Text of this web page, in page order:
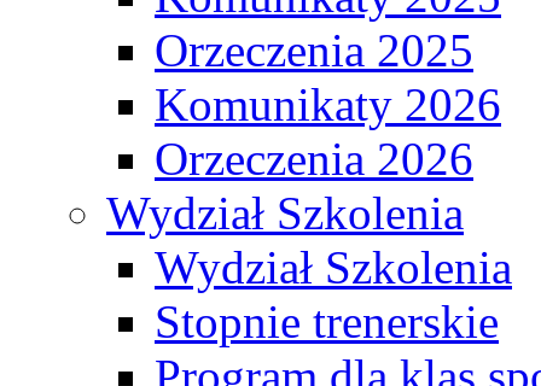
Orzeczenia 2025
Komunikaty 2026
Orzeczenia 2026
Wydział Szkolenia
Wydział Szkolenia
Stopnie trenerskie
Program dla klas